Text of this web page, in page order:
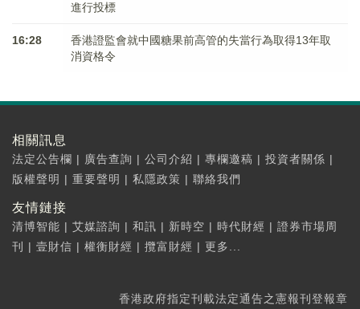
進行投標
16:28
香港證監會就中國糖果前高管的失當行為取得13年取
消資格令
相關訊息
法定公告欄 | 廣告查詢 | 公司介紹 | 專欄邀稿 | 投資者關係 |
版權聲明 | 重要聲明 | 私隱政策 | 聯絡我們
友情鏈接
清博智能 | 艾媒諮詢 | 和訊 | 新時空 | 時代財經 | 證券市場周
刊
| 壹財信 | 權衡財經 | 攬富財經 | 更多...
香港政府指定刊載法定通告之憲報刊登報章